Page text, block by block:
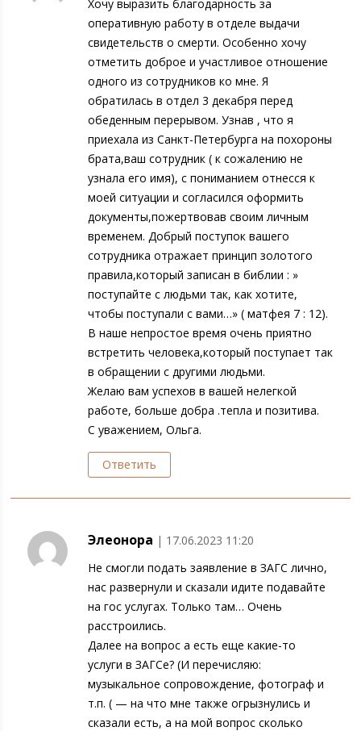
Хочу выразить благодарность за
оперативную работу в отделе выдачи
свидетельств о смерти. Особенно хочу
отметить доброе и участливое отношение
одного из сотрудников ко мне. Я
обратилась в отдел 3 декабря перед
обеденным перерывом. Узнав , что я
приехала из Санкт-Петербурга на похороны
брата,ваш сотрудник ( к сожалению не
узнала его имя), с пониманием отнесся к
моей ситуации и согласился оформить
документы,пожертвовав своим личным
временем. Добрый поступок вашего
сотрудника отражает принцип золотого
правила,который записан в библии : »
поступайте с людьми так, как хотите,
чтобы поступали с вами…» ( матфея 7 : 12).
В наше непростое время очень приятно
встретить человека,который поступает так
в обращении с другими людьми.
Желаю вам успехов в вашей нелегкой
работе, больше добра .тепла и позитива.
С уважением, Ольга.
Ответить
Элеонора | 17.06.2023 11:20
Не смогли подать заявление в ЗАГС лично,
нас развернули и сказали идите подавайте
на гос услугах. Только там… Очень
расстроились.
Далее на вопрос а есть еще какие-то
услуги в ЗАГСе? (И перечисляю:
музыкальное сопровождение, фотограф и
т.п. ( — на что мне также огрызнулись и
сказали есть, а на мой вопрос сколько